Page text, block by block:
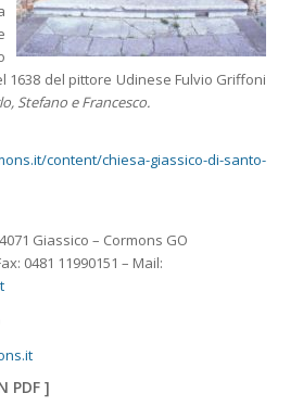
1638 del pittore Udinese Fulvio Griffoni
Stefano e Francesco.
content/chiesa-giassico-di-santo-
Giassico – Cormons GO
0481 11990151 – Mail:
PDF]